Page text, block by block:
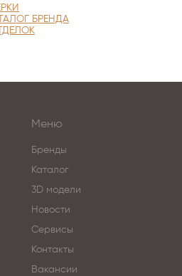
Antonovich Home.
БРЕНДА
Меню
Бренды
Каталог
3D модели
Новости
Сервисы
Контакты
Вакансии